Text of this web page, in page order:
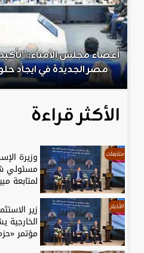
أعضاء مجلس الأمناء:
مصر الجديدة في ايجاد
الأكثر قراءة
متابعات وزيرة
لمتابعة
الأخبار زير
مؤتمر